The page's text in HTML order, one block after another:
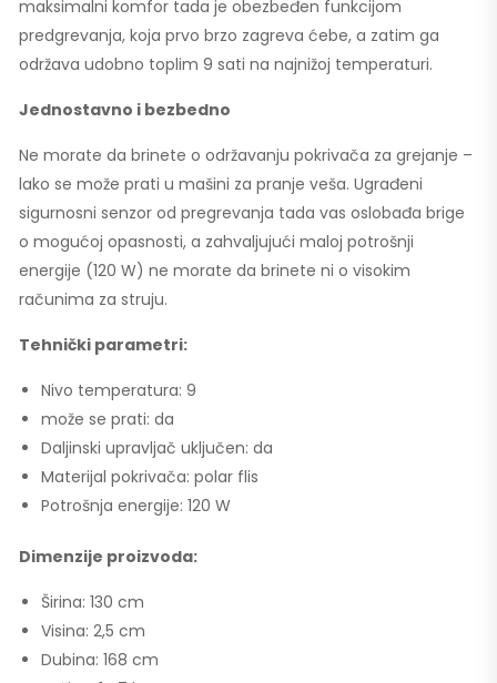
maksimalni komfor tada je obezbeđen funkcijom
predgrevanja, koja prvo brzo zagreva ćebe, a zatim ga
održava udobno toplim 9 sati na najnižoj temperaturi.
Jednostavno i bezbedno
Ne morate da brinete o održavanju pokrivača za grejanje –
lako se može prati u mašini za pranje veša. Ugrađeni
sigurnosni senzor od pregrevanja tada vas oslobađa brige
o mogućoj opasnosti, a zahvaljujući maloj potrošnji
energije (120 W) ne morate da brinete ni o visokim
računima za struju.
Tehnički parametri:
Nivo temperatura: 9
može se prati: da
Daljinski upravljač uključen: da
Materijal pokrivača: polar flis
Potrošnja energije: 120 W
Dimenzije proizvoda:
Širina: 130 cm
Visina: 2,5 cm
Dubina: 168 cm